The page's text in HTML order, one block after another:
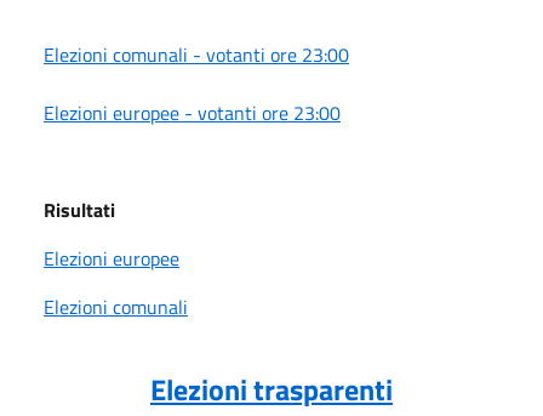
Elezioni comunali - votanti ore 23:00
Elezioni europee - votanti ore 23:00
Risultati
Elezioni europee
Elezioni comunali
Elezioni trasparenti